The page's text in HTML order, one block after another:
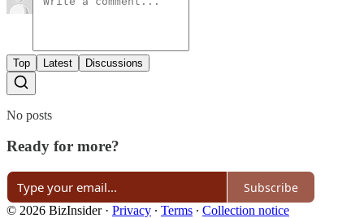
Top Latest Discussions
No posts
Ready for more?
Subscribe
© 2026 BizInsider· Privacy ∙ Terms ∙ Collection notice